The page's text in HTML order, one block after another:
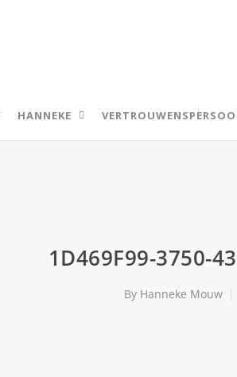
HANNEKE
1D469F99-3750-
By Hanneke Mouw